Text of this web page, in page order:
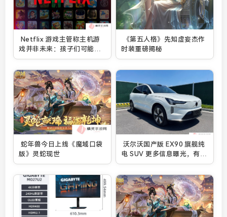
Netflix 游戏主管称主机游
戏并非未来：孩子们可能不
再梦想拥有一台 PS6
《第五人格》先知虚妄杰作
时装重磅揭秘
蛇年兽今日上线《魔域口袋
版》灵蛇现世
沃尔沃国产版 EX90 旗舰纯
电 SUV 更多信息曝光，有望
今年上市